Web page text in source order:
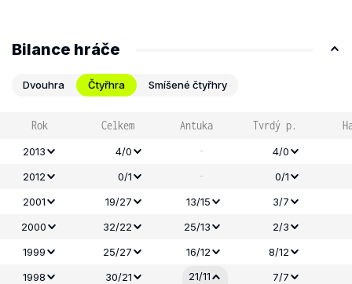
Bilance hráče
Dvouhra Čtyřhra Smíšené čtyřhry
Rok Celkem Antuka Tvrdý p.
2013 4/0 -
4/0
2012
0/1 -
0/1
2001
19/27 13/15
3/7
2000
32/22 25/13 2/3
1999
25/27 16/12
8/12
1998
30/21 21/11 7/7